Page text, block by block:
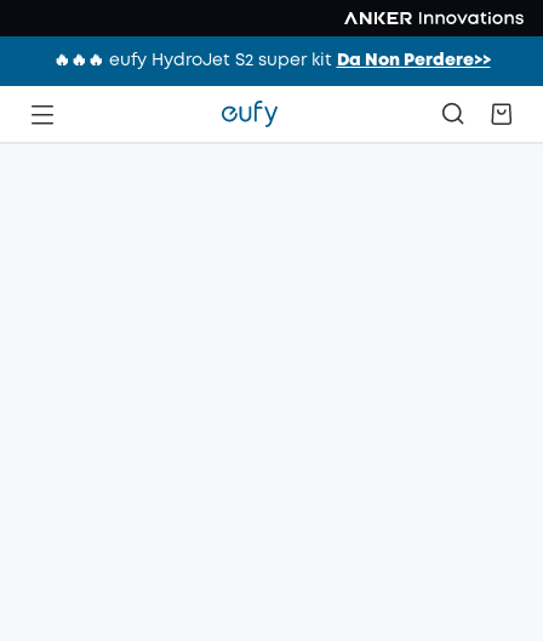
🔥🔥🔥 eufy HydroJet S2 super kit Da Non Perdere>>